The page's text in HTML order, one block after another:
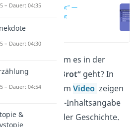
„Das Brot“ —
Übersicht
wissen, worum es in der
„Das Brot“ geht? In
Beitrag und imVideo zeigen
eine „Das Brot“-Inhaltsangabe
zur Analyse der Geschichte.
– Dauer: 04:35
– Dauer: 04:30
– Dauer: 04:54
&